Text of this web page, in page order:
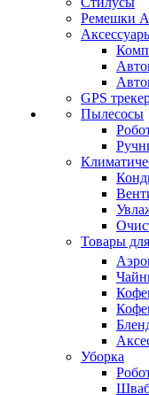
Ремешки
GPS
Пылесосы
Товары
Уборка